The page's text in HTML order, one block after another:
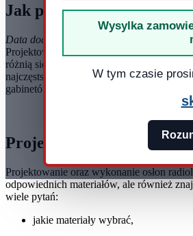
Wysylka
W tym czasie
Jak prawidłowo
Data dodania: 14-05-2026
Projektowanie osłon radiologicznych w
różnią się płyty GK z ołowiem od folii
najczęstsze błędy wykonawcze, zasady
gabinetów stomatologicznych, placówek
Projektowanie osłon
Projektowanie oraz wykonanie osłon
odpowiednich materiałów, ale również
wiele pytań:
jakie materiały wybrać,